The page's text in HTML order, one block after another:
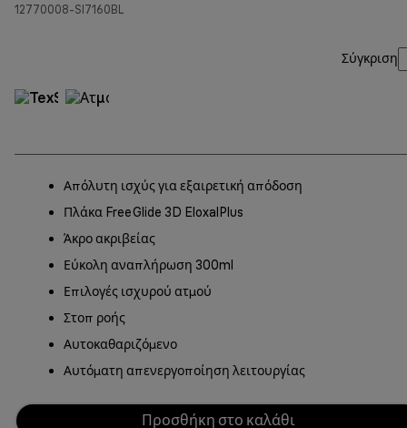
12770008-SI7160BL
Σύγκριση
Απόλυτη ισχύς για εξαιρετική απόδοση
Πλάκα FreeGlide 3D EloxalPlus
Άκρο ακριβείας
Εύκολη αναπλήρωση 300ml
Επιλογές ισχυρού ατμού
Στοπ ροής
Αυτοκαθαριζόμενο
Αυτόματη απενεργοποίηση λειτουργίας
Προσθήκη στο καλάθι